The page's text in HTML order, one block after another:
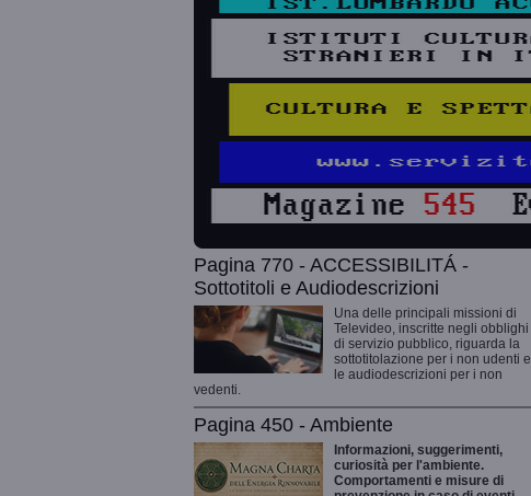
Pagina 770 - ACCESSIBILITÁ -
Sottotitoli e Audiodescrizioni
Una delle principali missioni di
Televideo, inscritte negli obblighi
di servizio pubblico, riguarda la
sottotitolazione per i non udenti e
le audiodescrizioni per i non
vedenti.
Pagina 450 - Ambiente
Informazioni, suggerimenti,
curiosità per l'ambiente.
Comportamenti e misure di